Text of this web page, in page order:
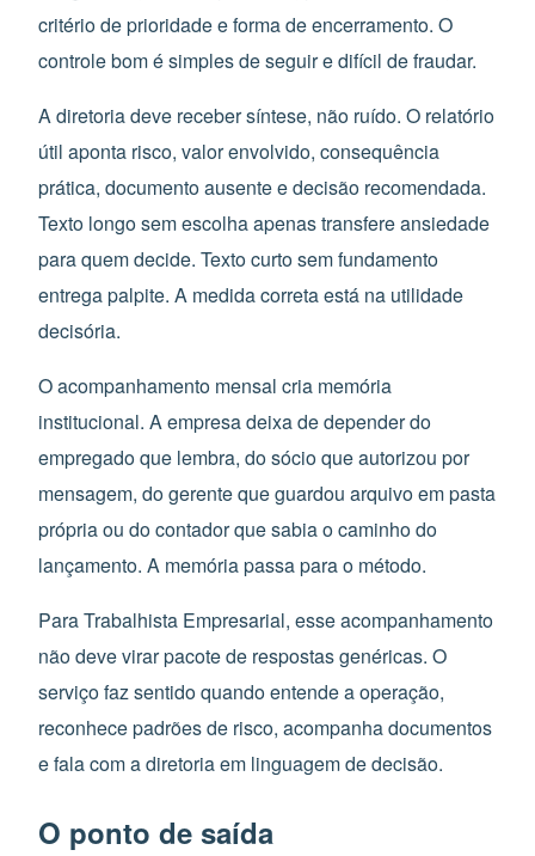
critério de prioridade e forma de encerramento. O
controle bom é simples de seguir e difícil de fraudar.
A diretoria deve receber síntese, não ruído. O relatório
útil aponta risco, valor envolvido, consequência
prática, documento ausente e decisão recomendada.
Texto longo sem escolha apenas transfere ansiedade
para quem decide. Texto curto sem fundamento
entrega palpite. A medida correta está na utilidade
decisória.
O acompanhamento mensal cria memória
institucional. A empresa deixa de depender do
empregado que lembra, do sócio que autorizou por
mensagem, do gerente que guardou arquivo em pasta
própria ou do contador que sabia o caminho do
lançamento. A memória passa para o método.
Para Trabalhista Empresarial, esse acompanhamento
não deve virar pacote de respostas genéricas. O
serviço faz sentido quando entende a operação,
reconhece padrões de risco, acompanha documentos
e fala com a diretoria em linguagem de decisão.
O ponto de saída